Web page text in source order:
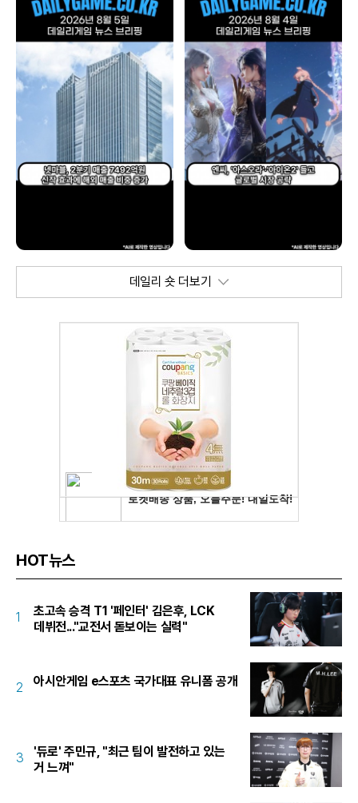
데일리 숏 더보기
HOT뉴스
1
초고속 승격 T1 '페인터' 김은후, LCK
데뷔전..."교전서 돋보이는 실력"
2 아시안게임 e스포츠 국가대표 유니폼 공개
3
'듀로' 주민규, "최근 팀이 발전하고 있는
거 느껴"